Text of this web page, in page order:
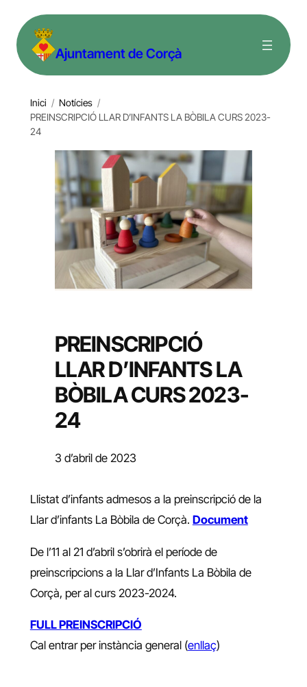
contingut Ajuntament de Corçà
Inici / Notícies /
PREINSCRIPCIÓ LLAR D’INFANTS LA BÒBILA CURS 2023-
24
PREINSCRIPCIÓ
LLAR D’INFANTS LA
BÒBILA CURS 2023-
24
3 d’abril de 2023
Llistat d’infants admesos a la preinscripció de la
Llar d’infants La Bòbila de Corçà. Document
De l’11 al 21 d’abril s’obrirà el període de
preinscripcions a la Llar d’Infants La Bòbila de
Corçà, per al curs 2023-2024.
FULL PREINSCRIPCIÓ
Cal entrar per instància general (enllaç)